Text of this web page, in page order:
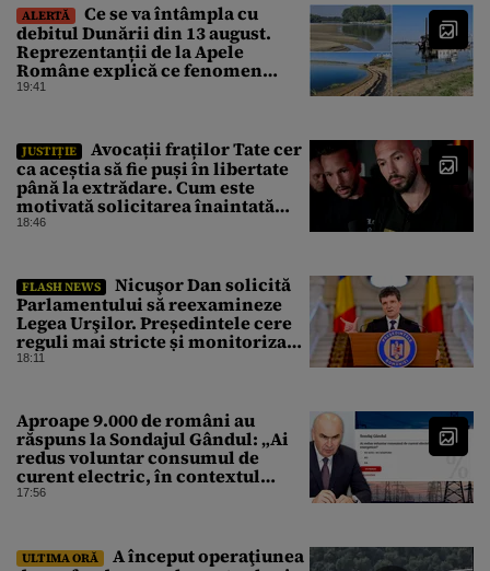
ALERTĂ
Ce se va întâmpla cu
debitul Dunării din 13 august.
Reprezentanții de la Apele
Române explică ce fenomen
urmează
19:41
JUSTIȚIE
Avocații fraților Tate cer
ca aceștia să fie puși în libertate
până la extrădare. Cum este
motivată solicitarea înaintată
instanței
18:46
FLASH NEWS
Nicuşor Dan solicită
Parlamentului să reexamineze
Legea Urşilor. Președintele cere
reguli mai stricte și monitorizare
în timp real
18:11
Aproape 9.000 de români au
răspuns la Sondajul Gândul: „Ai
redus voluntar consumul de
curent electric, în contextul
crizei energetice?” Rezultatul a
17:56
ULTIMA ORĂ
A început operaţiunea